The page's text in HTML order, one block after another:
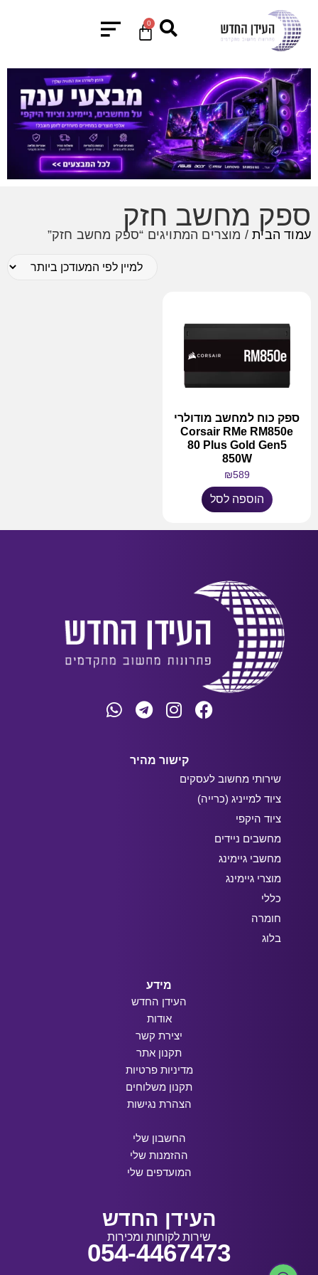
0
ספק מחשב חזק
עמוד הבית/ מוצרים המתויגים “ספק מחשב חזק”
ספק כוח למחשב מודולרי
Corsair RMe RM850e
80 Plus Gold Gen5
850W
₪589
הוספה לסל
קישור מהיר
שירותי מחשוב לעסקים
ציוד למייניג (כרייה)
ציוד היקפי
מחשבים ניידים
מחשבי גיימינג
מוצרי גיימינג
כללי
חומרה
בלוג
מידע
העידן החדש
אודות
יצירת קשר
תקנון אתר
מדיניות פרטיות
תקנון משלוחים
הצהרת נגישות
החשבון שלי
ההזמנות שלי
המועדפים שלי
העידן החדש
שירות לקוחות ומכירות
054-4467473